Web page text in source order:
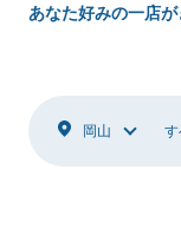
あなた好みの一店
岡山 す